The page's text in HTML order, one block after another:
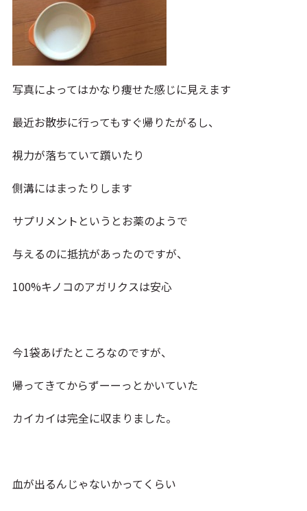
写真によってはかなり痩せた感じに見えます
最近お散歩に行ってもすぐ帰りたがるし、
視力が落ちていて躓いたり
側溝にはまったりします
サプリメントというとお薬のようで
与えるのに抵抗があったのですが、
100%キノコのアガリクスは安心
今1袋あげたところなのですが、
帰ってきてからずーーっとかいていた
カイカイは完全に収まりました。
血が出るんじゃないかってくらい